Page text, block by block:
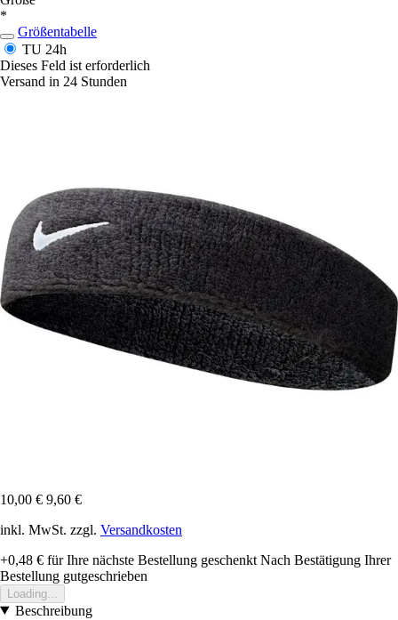
*
Größentabelle
TU 24h
Dieses Feld ist erforderlich
Versand in 24 Stunden
10,00 € 9,60 €
inkl. MwSt. zzgl. Versandkosten
+0,48 € für Ihre nächste Bestellung geschenkt Nach Bestätigung Ihrer
Bestellung gutgeschrieben
Loading...
Beschreibung